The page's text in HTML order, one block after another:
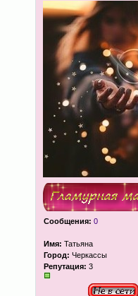
Сообщения: 0
Имя: Татьяна
Город: Черкассы
Репутация: 3